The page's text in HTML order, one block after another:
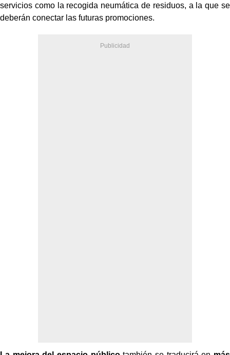
servicios como la recogida neumática de residuos, a la que se
deberán conectar las futuras promociones.